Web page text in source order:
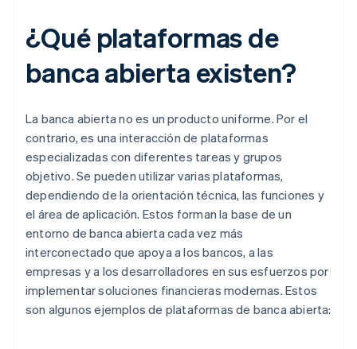
¿Qué plataformas de
banca abierta existen?
La banca abierta no es un producto uniforme. Por el
contrario, es una interacción de plataformas
especializadas con diferentes tareas y grupos
objetivo. Se pueden utilizar varias plataformas,
dependiendo de la orientación técnica, las funciones y
el área de aplicación. Estos forman la base de un
entorno de banca abierta cada vez más
interconectado que apoya a los bancos, a las
empresas y a los desarrolladores en sus esfuerzos por
implementar soluciones financieras modernas. Estos
son algunos ejemplos de plataformas de banca abierta: